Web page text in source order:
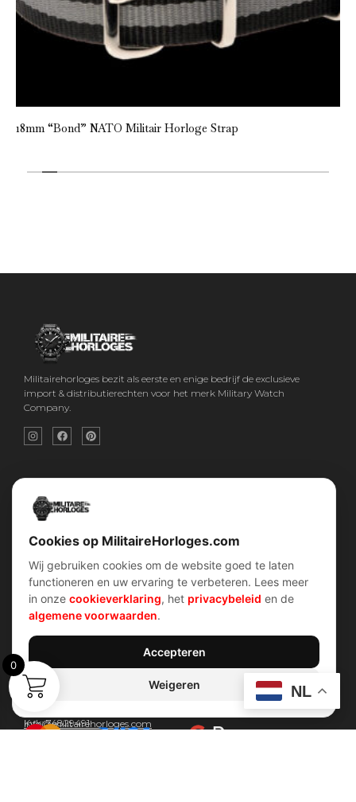
18mm “Bond” NATO Militair Horloge Strap
Militairehorloges bezit als eerste en enige bedrijf de exclusieve
import & distributierechten voor het merk Military Watch
Company.
Snel menu
Home
Over ons
Contact
Shop
Categorieën
klantenservice
Verzend & retour
Garantiebeleid
Privacybeleid
Verhalen
Duikers horloges
Contact Info
Kvk: 74829491
Info@militairehorloges.com
Cookies op MilitaireHorloges.com
Wij gebruiken cookies om de website goed te laten
functioneren en uw ervaring te verbeteren. Lees meer
in onze cookieverklaring, het privacybeleid en de
algemene voorwaarden.
Accepteren
Weigeren NL
0